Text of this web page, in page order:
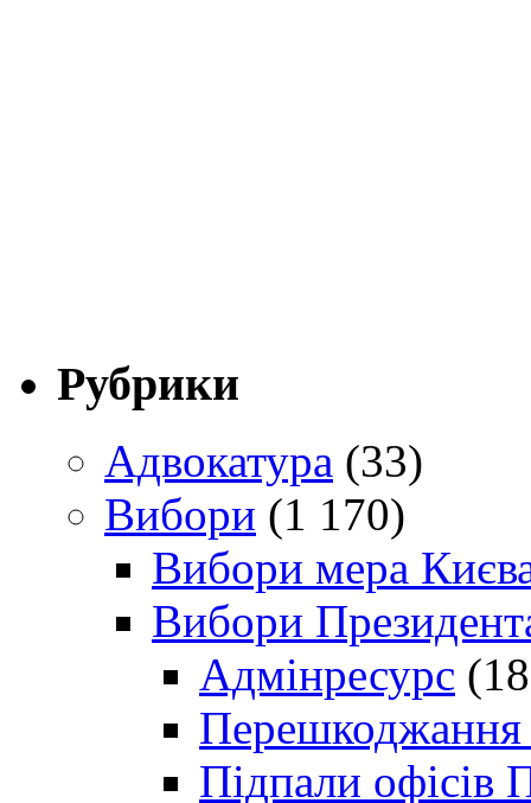
Рубрики
Адвокатура (33)
Вибори (1 170)
Вибори мера
Вибори
Адмінресурс
Перешкоджання
Підпали офісів